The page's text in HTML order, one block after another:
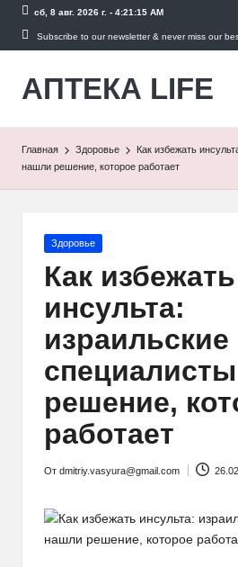
Перейти
содержимому
сб, 8 авг. 2026 г. - 4:21:15 AM
Subscribe to our newsletter & never miss our
АПТЕКА LIFE
сайт
Главная Здоровье
Как избежать
нашли решение, которое работает
Опубликовано
Здоровье
Как избежать
инсульта:
израильские
решение,
работает
От dmitriy.vasyura@gmail.com